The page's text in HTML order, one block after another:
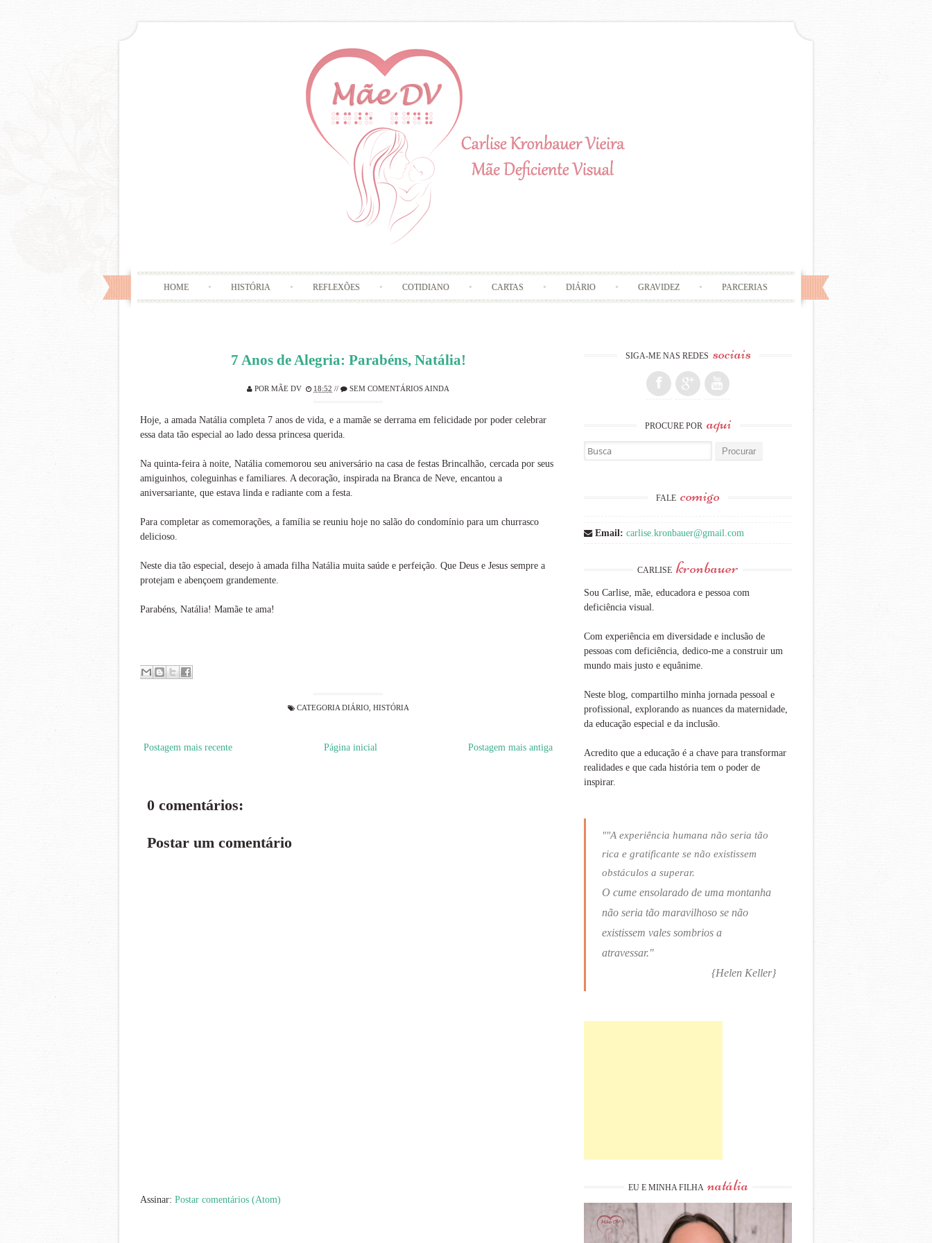
HOME HISTÓRIA REFLEXÕES COTIDIANO CARTAS DIÁRIO GRAVIDEZ PARCERIAS
7 Anos de Alegria: Parabéns, Natália!
POR MÃE DV 18:52 // SEM COMENTÁRIOS AINDA
Hoje, a amada Natália completa 7 anos de vida, e a mamãe se derrama em felicidade por poder celebrar
essa data tão especial ao lado dessa princesa querida.
Na quinta-feira à noite, Natália comemorou seu aniversário na casa de festas Brincalhão, cercada por seus
amiguinhos, coleguinhas e familiares. A decoração, inspirada na Branca de Neve, encantou a
aniversariante, que estava linda e radiante com a festa.
Para completar as comemorações, a família se reuniu hoje no salão do condomínio para um churrasco
delicioso.
Neste dia tão especial, desejo à amada filha Natália muita saúde e perfeição. Que Deus e Jesus sempre a
protejam e abençoem grandemente.
Parabéns, Natália! Mamãe te ama!
CATEGORIA DIÁRIO, HISTÓRIA
Postagem mais recente Postagem mais antiga
Página inicial
0 comentários:
Postar um comentário
Assinar: Postar comentários (Atom)
SIGA-ME NAS REDES sociais
PROCURE POR aqui
Busca por:
FALE comigo
Email: carlise.kronbauer@gmail.com
CARLISE kronbauer
Sou Carlise, mãe, educadora e pessoa com
deficiência visual.
Com experiência em diversidade e inclusão de
pessoas com deficiência, dedico-me a construir um
mundo mais justo e equânime.
Neste blog, compartilho minha jornada pessoal e
profissional, explorando as nuances da maternidade,
da educação especial e da inclusão.
Acredito que a educação é a chave para transformar
realidades e que cada história tem o poder de
inspirar.
""A experiência humana não seria tão
rica e gratificante se não existissem
obstáculos a superar.
O cume ensolarado de uma montanha
não seria tão maravilhoso se não
existissem vales sombrios a
atravessar."
{Helen Keller}
EU E MINHA FILHA natália